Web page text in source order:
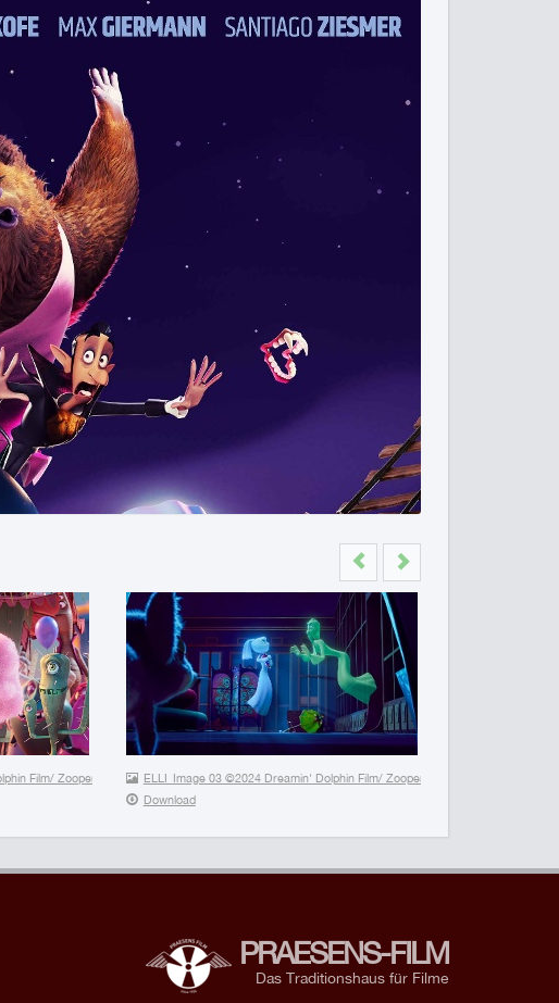
Studios – All rights reserved
Film/ Zooper Film/Productions CarpeDiem (V) Inc./Traumhaus Studios – All rights reserved
ELLI_Image 03 ©2024 Dreamin' Dolphin Film/ Zooper Film/Productions
Download
Previous
Next
PRAESENS-FILM
Das Traditionshaus für Filme